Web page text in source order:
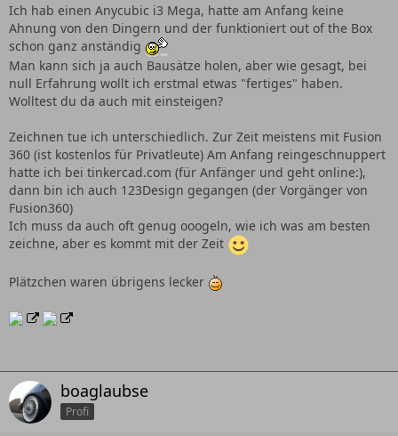
Ich hab einen Anycubic i3 Mega, hatte am Anfang keine
Ahnung von den Dingern und der funktioniert out of the Box
schon ganz anständig
Man kann sich ja auch Bausätze holen, aber wie gesagt, bei
null Erfahrung wollt ich erstmal etwas "fertiges" haben.
Wolltest du da auch mit einsteigen?
Zeichnen tue ich unterschiedlich. Zur Zeit meistens mit Fusion
360 (ist kostenlos für Privatleute) Am Anfang reingeschnuppert
hatte ich bei tinkercad.com (für Anfänger und geht online:),
dann bin ich auch 123Design gegangen (der Vorgänger von
Fusion360)
Ich muss da auch oft genug ooogeln, wie ich was am besten
zeichne, aber es kommt mit der Zeit
Plätzchen waren übrigens lecker
boaglaubse
Profi